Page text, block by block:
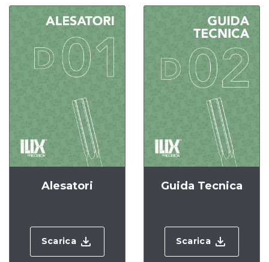
Alesatori
Scarica
Guida Tecnica
Scarica